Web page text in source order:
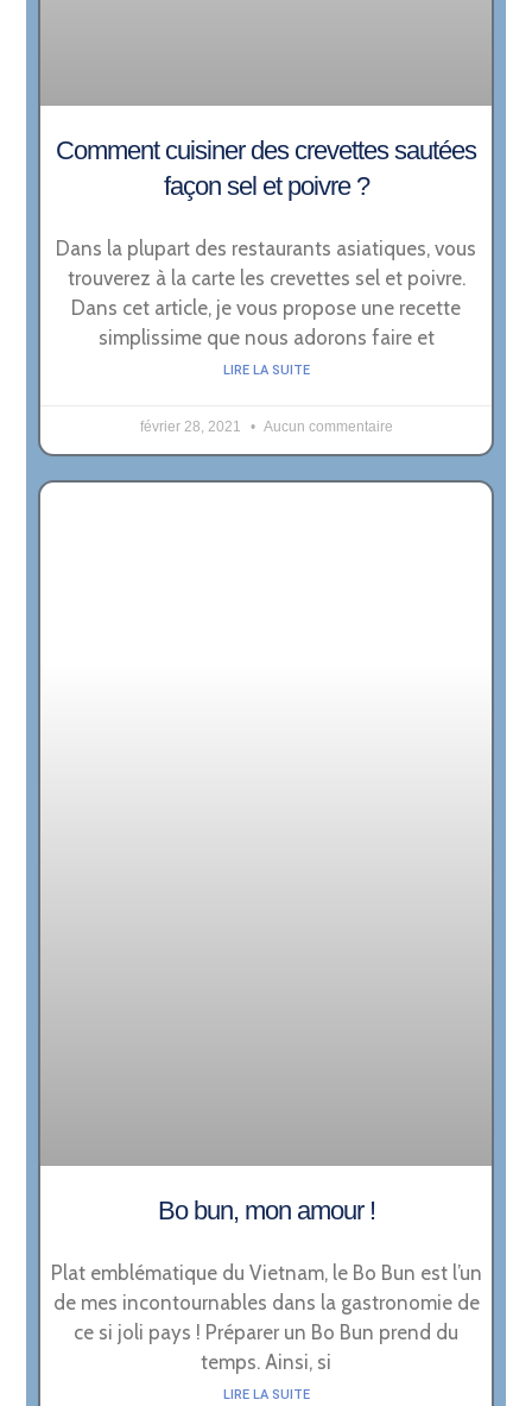
Comment cuisiner des crevettes sautées
façon sel et poivre ?
Dans la plupart des restaurants asiatiques, vous
trouverez à la carte les crevettes sel et poivre.
Dans cet article, je vous propose une recette
simplissime que nous adorons faire et
LIRE LA SUITE
février 28, 2021 Aucun commentaire
Bo bun, mon amour !
Plat emblématique du Vietnam, le Bo Bun est l’un
de mes incontournables dans la gastronomie de
ce si joli pays ! Préparer un Bo Bun prend du
temps. Ainsi, si
LIRE LA SUITE